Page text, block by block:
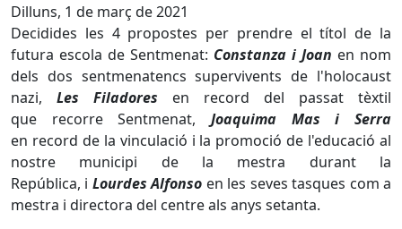
Dilluns, 1 de març de 2021
Decidides les 4 propostes per prendre el títol de la
futura escola de Sentmenat: Constanza i Joan en nom
dels dos sentmenatencs supervivents de l'holocaust
nazi, Les Filadores en record del passat tèxtil
que recorre Sentmenat, Joaquima Mas i Serra
en record de la vinculació i la promoció de l'educació al
nostre municipi de la mestra durant la
República, i Lourdes Alfonso en les seves tasques com a
mestra i directora del centre als anys setanta.